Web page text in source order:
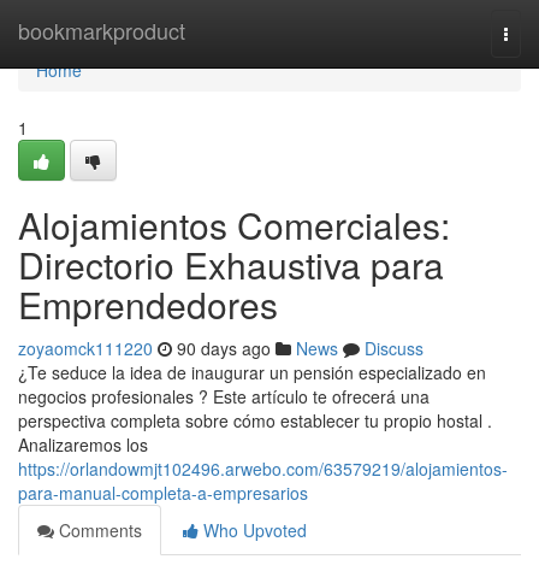
bookmarkproduct
Home
Home
1
Alojamientos Comerciales:
Directorio Exhaustiva para
Emprendedores
zoyaomck111220 90 days ago News
Discuss
¿Te seduce la idea de inaugurar un pensión especializado en
negocios profesionales ? Este artículo te ofrecerá una
perspectiva completa sobre cómo establecer tu propio hostal .
Analizaremos los
https://orlandowmjt102496.arwebo.com/63579219/alojamientos-
para-manual-completa-a-empresarios
Comments
Who Upvoted